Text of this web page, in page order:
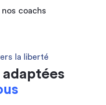
coachs
la liberté
adaptées